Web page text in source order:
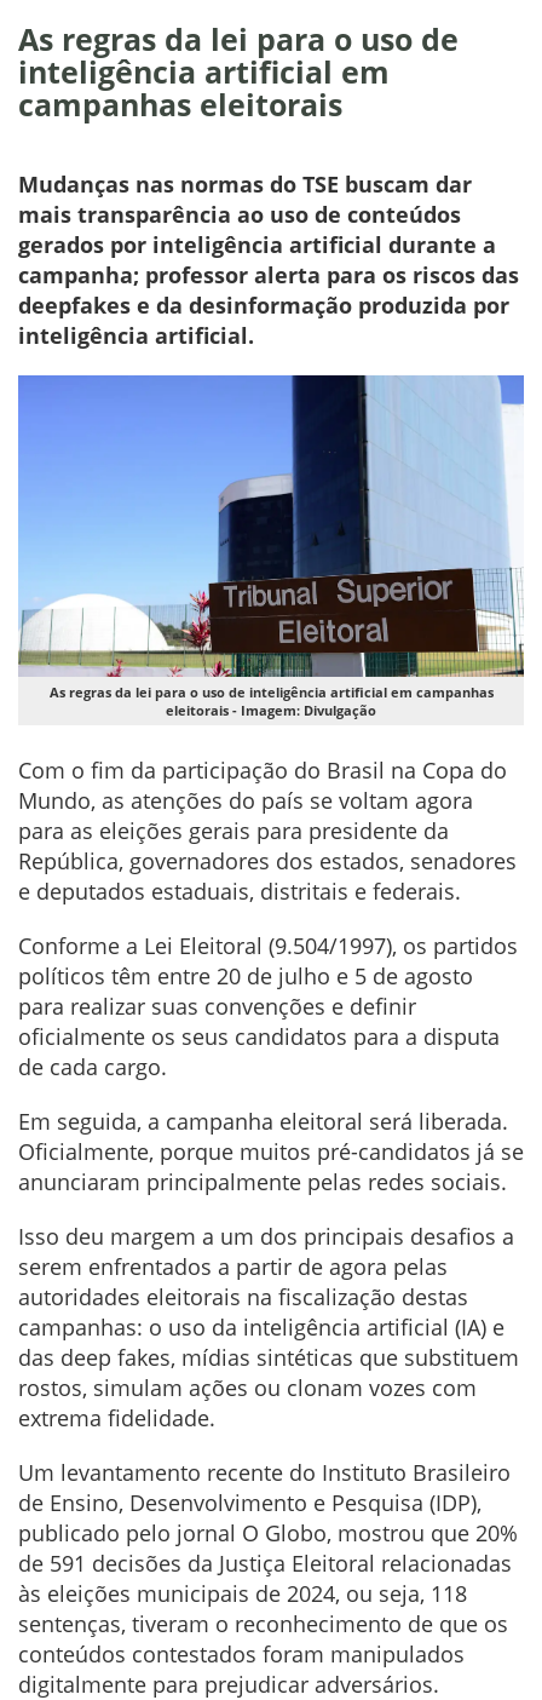
As regras da lei para o uso de
inteligência artificial em
campanhas eleitorais
Mudanças nas normas do TSE buscam dar
mais transparência ao uso de conteúdos
gerados por inteligência artificial durante a
campanha; professor alerta para os riscos das
deepfakes e da desinformação produzida por
inteligência artificial.
As regras da lei para o uso de inteligência artificial em campanhas
eleitorais - Imagem: Divulgação
Com o fim da participação do Brasil na Copa do
Mundo, as atenções do país se voltam agora
para as eleições gerais para presidente da
República, governadores dos estados, senadores
e deputados estaduais, distritais e federais.
Conforme a Lei Eleitoral (9.504/1997), os partidos
políticos têm entre 20 de julho e 5 de agosto
para realizar suas convenções e definir
oficialmente os seus candidatos para a disputa
de cada cargo.
Em seguida, a campanha eleitoral será liberada.
Oficialmente, porque muitos pré-candidatos já se
anunciaram principalmente pelas redes sociais.
Isso deu margem a um dos principais desafios a
serem enfrentados a partir de agora pelas
autoridades eleitorais na fiscalização destas
campanhas: o uso da inteligência artificial (IA) e
das deep fakes, mídias sintéticas que substituem
rostos, simulam ações ou clonam vozes com
extrema fidelidade.
Um levantamento recente do Instituto Brasileiro
de Ensino, Desenvolvimento e Pesquisa (IDP),
publicado pelo jornal O Globo, mostrou que 20%
de 591 decisões da Justiça Eleitoral relacionadas
às eleições municipais de 2024, ou seja, 118
sentenças, tiveram o reconhecimento de que os
conteúdos contestados foram manipulados
digitalmente para prejudicar adversários.